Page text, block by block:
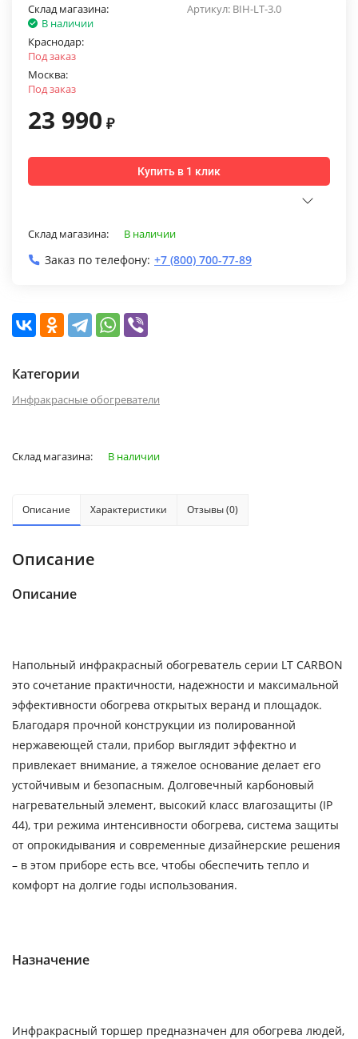
Артикул: BIH-LT-3.0
Склад магазина:
В наличии
Краснодар:
Под заказ
Москва:
Под заказ
23 990 ₽
Купить в 1 клик
Склад магазина: В наличии
Заказ по телефону: +7 (800) 700-77-89
Категории
Инфракрасные обогреватели
Склад магазина: В наличии
Описание Характеристики Отзывы (0)
Описание
Описание
Напольный инфракрасный обогреватель серии LТ CARBON
это сочетание практичности, надежности и максимальной
эффективности обогрева открытых веранд и площадок.
Благодаря прочной конструкции из полированной
нержавеющей стали, прибор выглядит эффектно и
привлекает внимание, а тяжелое основание делает его
устойчивым и безопасным. Долговечный карбоновый
нагревательный элемент, высокий класс влагозащиты (IP
44), три режима интенсивности обогрева, система защиты
от опрокидывания и современные дизайнерские решения
– в этом приборе есть все, чтобы обеспечить тепло и
комфорт на долгие годы использования.
Назначение
Инфракрасный торшер предназначен для обогрева людей,